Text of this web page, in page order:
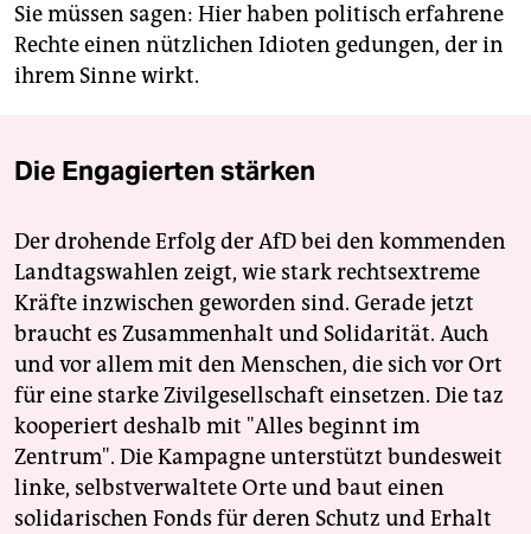
Sie müssen sagen: Hier haben politisch erfahrene
Rechte einen nützlichen Idioten gedungen, der in
ihrem Sinne wirkt.
Die Engagierten stärken
Der drohende Erfolg der AfD bei den kommenden
Landtagswahlen zeigt, wie stark rechtsextreme
Kräfte inzwischen geworden sind. Gerade jetzt
braucht es Zusammenhalt und Solidarität. Auch
und vor allem mit den Menschen, die sich vor Ort
für eine starke Zivilgesellschaft einsetzen. Die taz
kooperiert deshalb mit "Alles beginnt im
Zentrum". Die Kampagne unterstützt bundesweit
linke, selbstverwaltete Orte und baut einen
solidarischen Fonds für deren Schutz und Erhalt